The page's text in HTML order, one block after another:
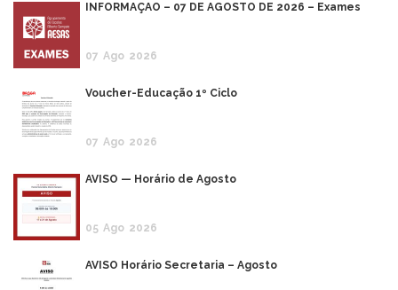
INFORMAÇÃO – 07 DE AGOSTO DE 2026 – Exames
07 Ago 2026
Voucher-Educação 1º Ciclo
07 Ago 2026
AVISO — Horário de Agosto
05 Ago 2026
AVISO Horário Secretaria – Agosto